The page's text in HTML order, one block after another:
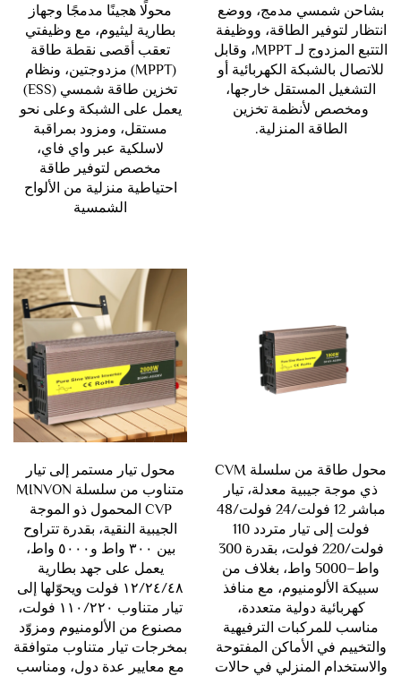
بشاحن شمسي مدمج، ووضع
انتظار لتوفير الطاقة، ووظيفة
التتبع المزدوج لـ MPPT، وقابل
للاتصال بالشبكة الكهربائية أو
التشغيل المستقل خارجها،
ومخصص لأنظمة تخزين
الطاقة المنزلية.
محولًا هجينًا مدمجًا وجهاز
بطارية ليثيوم، مع وظيفتي
تعقب أقصى نقطة طاقة
(MPPT) مزدوجتين، ونظام
تخزين طاقة شمسي (ESS)
يعمل على الشبكة وعلى نحو
مستقل، ومزود بمراقبة
لاسلكية عبر واي فاي،
مخصص لتوفير طاقة
احتياطية منزلية من الألواح
الشمسية
محول طاقة من سلسلة CVM
ذي موجة جيبية معدلة، تيار
مباشر 12 فولت/24 فولت/48
فولت إلى تيار متردد 110
فولت/220 فولت، بقدرة 300
واط–5000 واط، بغلاف من
سبيكة الألومنيوم، مع منافذ
كهربائية دولية متعددة،
مناسب للمركبات الترفيهية
والتخييم في الأماكن المفتوحة
والاستخدام المنزلي في حالات
محول تيار مستمر إلى تيار
متناوب من سلسلة MINVON
CVP المحمول ذو الموجة
الجيبية النقية، بقدرة تتراوح
بين ٣٠٠ واط و٥٠٠٠ واط،
يعمل على جهد بطارية
١٢/٢٤/٤٨ فولت ويحوّلها إلى
تيار متناوب ١١٠/٢٢٠ فولت،
مصنوع من الألومنيوم ومزوّد
بمخرجات تيار متناوب متوافقة
مع معايير عدة دول، ومناسب